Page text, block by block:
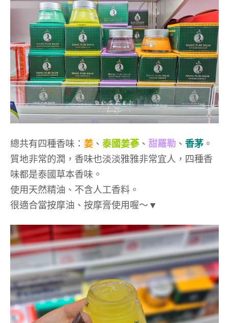
總共有四種香味： 姜 、 泰國姜蔘、 甜羅勒 、 香茅 。
質地非常的潤，香味也淡淡雅雅非常宜人，四種香
味都是泰國草本香味。
使用天然精油、不含人工香料。
很適合當按摩油、按摩膏使用喔～▼